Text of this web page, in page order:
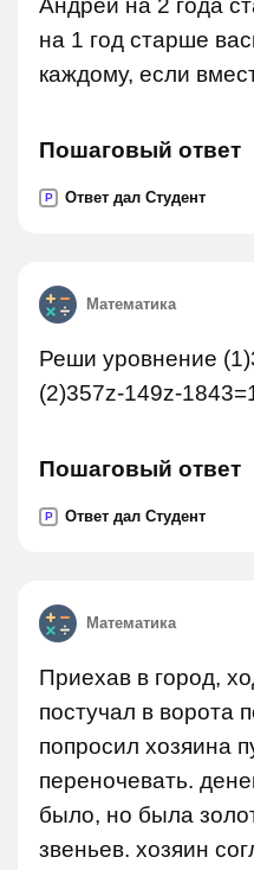
Андрей на 2 года
на 1 год старше
каждому, если
Пошаговый ответ
P Ответ дал Студент
Математика
Реши уровнение
(2)357z-149z-
Пошаговый ответ
P Ответ дал Студент
Математика
Приехав в город,
постучал в ворота
попросил хозяина
переночевать.
было, но была
звеньев. хозяин